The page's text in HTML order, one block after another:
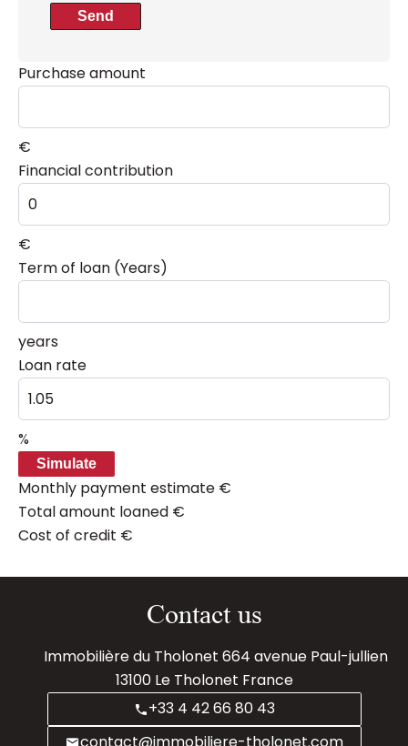
Send
Purchase amount
€
Financial contribution
€
Term of loan (Years)
years
Loan rate
%
Simulate
Monthly payment estimate €
Total amount loaned €
Cost of credit €
Contact us
Immobilière du Tholonet 664 avenue Paul-jullien
13100Le Tholonet France
+33 4 42 66 80 43